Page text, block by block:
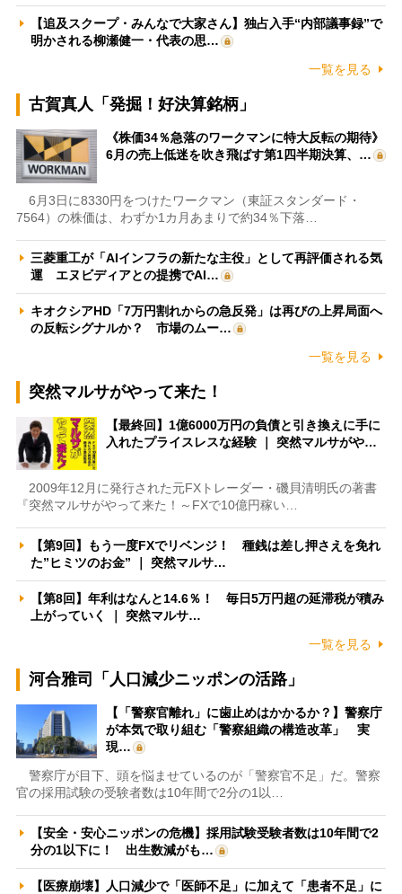
【追及スクープ・みんなで大家さん】独占入手“内部議事録”で
明かされる柳瀬健一・代表の思…
一覧を見る
古賀真人「発掘！好決算銘柄」
《株価34％急落のワークマンに特大反転の期待》
6月の売上低迷を吹き飛ばす第1四半期決算、…
6月3日に8330円をつけたワークマン（東証スタンダード・
7564）の株価は、わずか1カ月あまりで約34％下落…
三菱重工が「AIインフラの新たな主役」として再評価される気
運 エヌビディアとの提携でAI…
キオクシアHD「7万円割れからの急反発」は再びの上昇局面へ
の反転シグナルか？ 市場のムー…
一覧を見る
突然マルサがやって来た！
【最終回】1億6000万円の負債と引き換えに手に
入れたプライスレスな経験 ｜ 突然マルサがや…
2009年12月に発行された元FXトレーダー・磯貝清明氏の著書
『突然マルサがやって来た！～FXで10億円稼い…
【第9回】もう一度FXでリベンジ！ 種銭は差し押さえを免れ
た”ヒミツのお金” ｜ 突然マルサ…
【第8回】年利はなんと14.6％！ 毎日5万円超の延滞税が積み
上がっていく ｜ 突然マルサ…
一覧を見る
河合雅司「人口減少ニッポンの活路」
【「警察官離れ」に歯止めはかかるか？】警察庁
が本気で取り組む「警察組織の構造改革」 実
現…
警察庁が目下、頭を悩ませているのが「警察官不足」だ。警察
官の採用試験の受験者数は10年間で2分の1以…
【安全・安心ニッポンの危機】採用試験受験者数は10年間で2
分の1以下に！ 出生数減がも…
【医療崩壊】人口減少で「医師不足」に加えて「患者不足」に